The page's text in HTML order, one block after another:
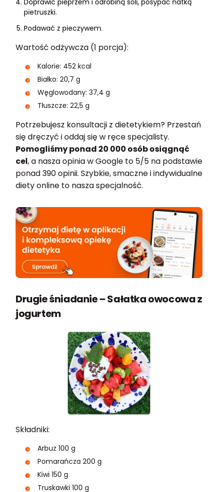
pietruszki.
Podawać z pieczywem.
Wartość odżywcza (1 porcja):
Kalorie: 452 kcal
Białko: 20,7 g
Węglowodany: 37,4 g
Tłuszcze: 22,5 g
Potrzebujesz konsultacji z dietetykiem? Przestań
się dręczyć i oddaj się w ręce specjalisty.
Pomogliśmy ponad 20 000 osób osiągnąć
cel, a nasza opinia w Google to 5/5 na podstawie
ponad 390 opinii. Szybkie, smaczne i indywidualne
diety online to nasza specjalność.
Drugie śniadanie – Sałatka owocowa z
jogurtem
Składniki:
Arbuz 100 g
Pomarańcza 200 g
Kiwi 150 g
Truskawki 100 g